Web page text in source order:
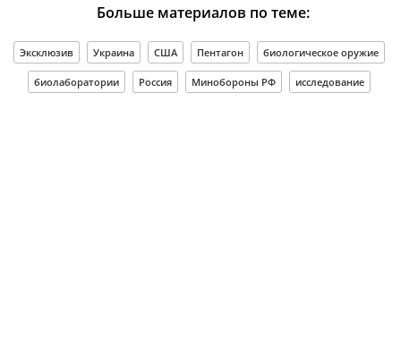
Больше материалов по теме:
Эксклюзив Украина США Пентагон биологическое оружие
биолаборатории Россия Минобороны РФ исследование